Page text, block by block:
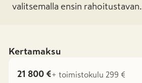
valitsemalla ensin rahoitustavan.
Kertamaksu
21 800 €+ toimistokulu 299 €